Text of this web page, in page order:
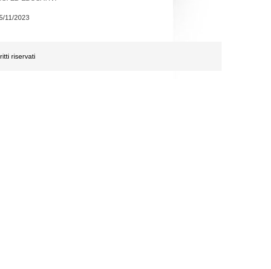
11/2023
riservati